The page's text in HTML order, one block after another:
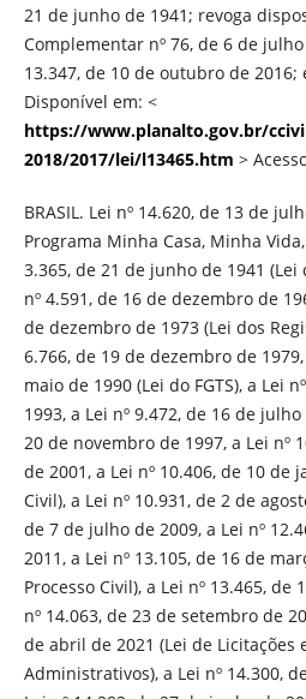
21 de junho de 1941; revoga
Complementar nº 76, de 6 de
13.347, de 10 de outubro de
Disponível em: <
https://www.planalto.gov.br/
2018/2017/lei/l13465.htm >
BRASIL. Lei nº 14.620, de 13 de
Programa Minha Casa, Minha
3.365, de 21 de junho de 1941 (Lei
nº 4.591, de 16 de dezembro de
de dezembro de 1973 (Lei dos
6.766, de 19 de dezembro de
maio de 1990 (Lei do FGTS), a Lei
1993, a Lei nº 9.472, de 16 de
20 de novembro de 1997, a Lei nº
de 2001, a Lei nº 10.406, de 10 de
Civil), a Lei nº 10.931, de 2 de
de 7 de julho de 2009, a Lei nº
2011, a Lei nº 13.105, de 16 de
Processo Civil), a Lei nº 13.465, de
nº 14.063, de 23 de setembro de
de abril de 2021 (Lei de Licitações
Administrativos), a Lei nº 14.300,